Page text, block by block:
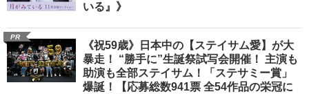
いる』》
PR
《祝59歳》日本中の【ステイサム愛】が大
暴走！ “勝手に”生誕祭試写会開催！ 主演も
助演も全部ステイサム！「ステサミー賞」
爆誕！【応募総数941票 全54作品の栄冠に